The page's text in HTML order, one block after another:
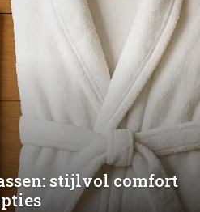
stijlvol comfort